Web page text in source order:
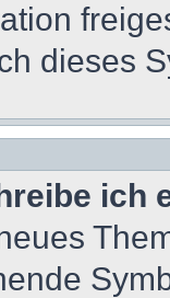
dieses
ich